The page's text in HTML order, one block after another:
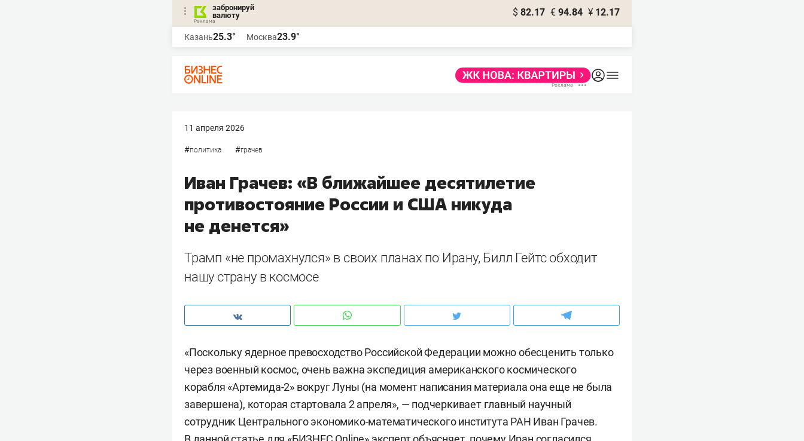
забронируй
валюту
$ 82.17 € 94.84 ¥ 12.17
Казань25.3° Москва23.9°
11 апреля 2026
#политика #грачев
Иван Грачев: «В ближайшее десятилетие
противостояние России и США никуда
не денется»
Трамп «не промахнулся» в своих планах по Ирану, Билл Гейтс обходит
нашу страну в космосе
«Поскольку ядерное превосходство Российской Федерации можно обесценить только
через военный космос, очень важна экспедиция американского космического
корабля «Артемида-2» вокруг Луны (на момент написания материала она еще не была
завершена), которая стартовала 2 апреля», — подчеркивает главный научный
сотрудник Центрального экономико-математического института РАН Иван Грачев.